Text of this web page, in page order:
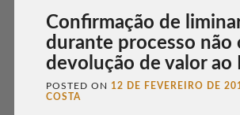
Confirmação de
durante processo não
devolução de valor ao
POSTED ON 12 DE FEVEREIRO DE
COSTA